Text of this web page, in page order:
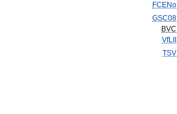
FCENo
GSC08
BVC
VfLII
TSV